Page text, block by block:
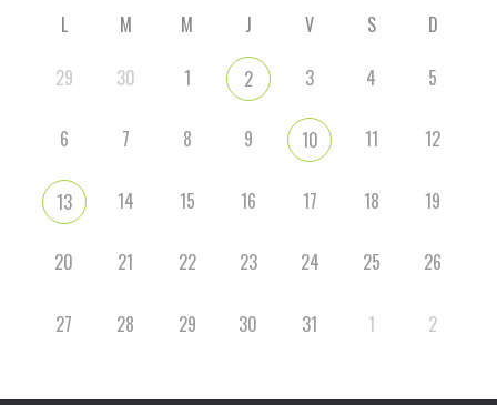
L M M J V S
D
29
30 1 2 3 4 5
6 7 8 9 10 11 12
13 14 15 16 17 18 19
20 21 22 23 24 25 26
27 28 29 30 31 1 2